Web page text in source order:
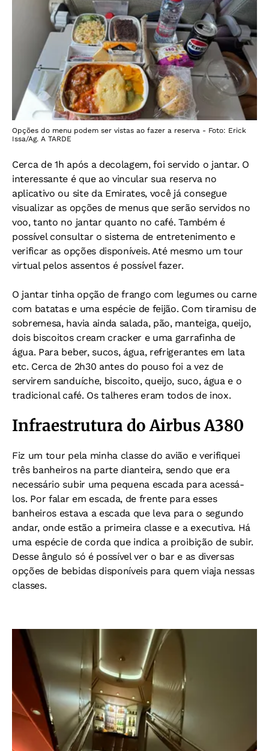
Opções do menu podem ser vistas ao fazer a reserva - Foto: Erick
Issa/Ag. A TARDE
Cerca de 1h após a decolagem, foi servido o jantar. O
interessante é que ao vincular sua reserva no
aplicativo ou site da Emirates, você já consegue
visualizar as opções de menus que serão servidos no
voo, tanto no jantar quanto no café. Também é
possível consultar o sistema de entretenimento e
verificar as opções disponíveis. Até mesmo um tour
virtual pelos assentos é possível fazer.
O jantar tinha opção de frango com legumes ou carne
com batatas e uma espécie de feijão. Com tiramisu de
sobremesa, havia ainda salada, pão, manteiga, queijo,
dois biscoitos cream cracker e uma garrafinha de
água. Para beber, sucos, água, refrigerantes em lata
etc. Cerca de 2h30 antes do pouso foi a vez de
servirem sanduíche, biscoito, queijo, suco, água e o
tradicional café. Os talheres eram todos de inox.
Infraestrutura doAirbus A380
Fiz um tour pela minha classe do avião e verifiquei
três banheiros na parte dianteira, sendo que era
necessário subir uma pequena escada para acessá-
los. Por falar em escada, de frente para esses
banheiros estava a escada que leva para o segundo
andar, onde estão a primeira classe e a executiva. Há
uma espécie de corda que indica a proibição de subir.
Desse ângulo só é possível ver o bar e as diversas
opções de bebidas disponíveis para quem viaja nessas
classes.